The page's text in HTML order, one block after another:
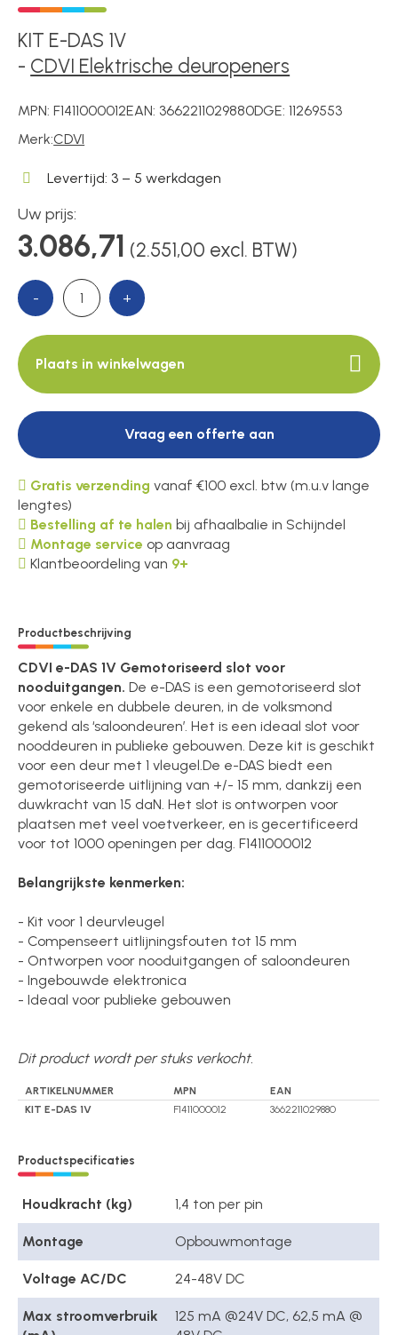
Toegangscontrole
Toegangsverlening
Voedingen
Contact
KIT E-DAS 1V
- CDVI Elektrische deuropeners
MPN:F1411000012EAN: 3662211029880DGE:11269553
Merk:CDVI
Levertijd: 3 – 5 werkdagen
Uw prijs:
3.086,71 (2.551,00 excl. BTW)
- +
Plaats in winkelwagen
Vraag een offerte aan
Gratis verzending vanaf €100 excl. btw (m.u.v lange
lengtes)
Bestelling af te halen bij afhaalbalie in Schijndel
Montage service op aanvraag
Klantbeoordeling van 9+
Productbeschrijving
CDVI e-DAS 1V Gemotoriseerd slot voor
nooduitgangen.De e-DAS is een gemotoriseerd slot
voor enkele en dubbele deuren, in de volksmond
gekend als ‘saloondeuren’. Het is een ideaal slot voor
nooddeuren in publieke gebouwen. Deze kit is geschikt
voor een deur met 1 vleugel.De e-DAS biedt een
gemotoriseerde uitlijning van +/- 15 mm, dankzij een
duwkracht van 15 daN. Het slot is ontworpen voor
plaatsen met veel voetverkeer, en is gecertificeerd
voor tot 1000 openingen per dag. F1411000012
Belangrijkste kenmerken:
- Kit voor 1 deurvleugel
- Compenseert uitlijningsfouten tot 15 mm
- Ontworpen voor nooduitgangen of saloondeuren
- Ingebouwde elektronica
- Ideaal voor publieke gebouwen
Dit product wordt per stuks verkocht.
ARTIKELNUMMER MPN
EAN
KIT E-DAS 1V
F1411000012 3662211029880
Productspecificaties
Houdkracht (kg) 1,4 ton per pin
Montage Opbouwmontage
Voltage AC/DC 24-48V DC
Max stroomverbruik
125 mA @24V DC, 62,5 mA @